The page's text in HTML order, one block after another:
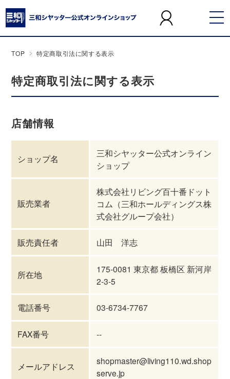
TOP 特定商取引法に関する表示
特定商取引法に関する表示
店舗情報
ショップ名
三和シヤッター公式オンライン
ショップ
販売業者
株式会社リビング百十番ドット
コム（三和ホールディングス株
式会社グループ会社）
販売責任者 山田 洋志
所在地
175-0081 東京都 板橋区 新河岸
2-3-5
電話番号 03-6734-7767
FAX番号 --
メールアドレス
shopmaster@living110.wd.shop
serve.jp